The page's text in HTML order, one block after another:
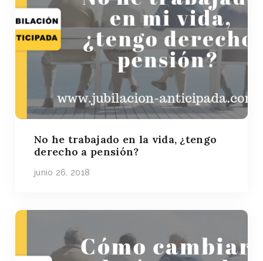
No he trabajado en la vida, ¿tengo
derecho a pensión?
junio 26, 2018